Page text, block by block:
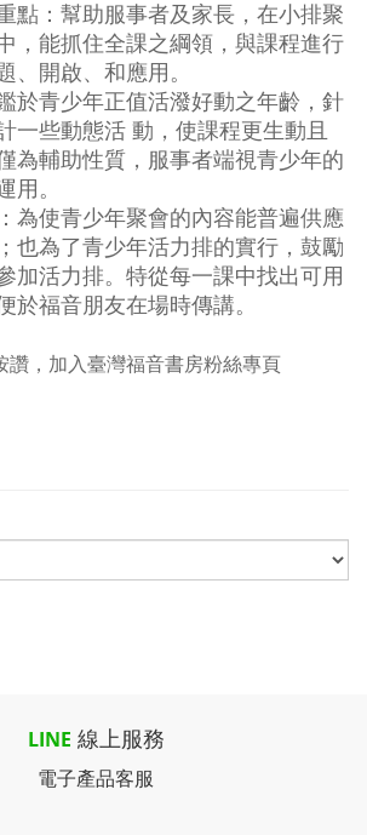
：幫助服事者及家長，在小排聚
，能抓住全課之綱領，與課程進行
、開啟、和應用。
於青少年正值活潑好動之年齡，針
一些動態活 動，使課程更生動且
為輔助性質，服事者端視青少年的
用。
使青少年聚會的內容能普遍供應
也為了青少年活力排的實行，鼓勵
加活力排。特從每一課中找出可用
於福音朋友在場時傳講。
讚，加入臺灣福音書房粉絲專頁
LINE 線上服務
電子產品客服